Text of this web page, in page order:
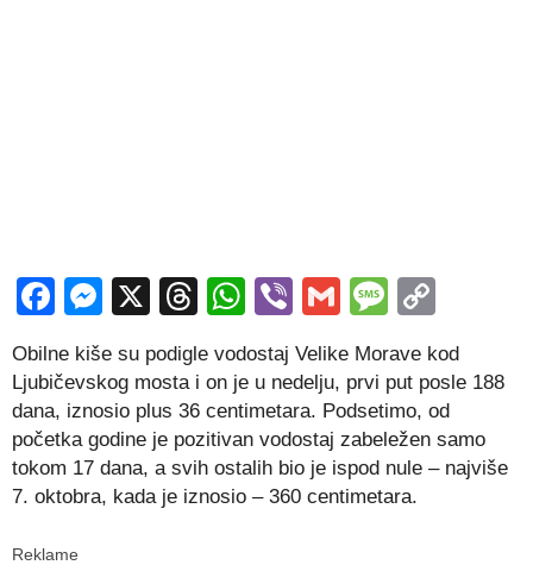
Facebook
Messenger
X Threads
WhatsApp
ViberGmail
Obilne kiše su podigle vodostaj Velike Morave kod
Ljubičevskog mosta i on je u nedelju, prvi put posle 188
dana, iznosio plus 36 centimetara. Podsetimo, od
početka godine je pozitivan vodostaj zabeležen samo
tokom 17 dana, a svih ostalih bio je ispod nule – najviše
7. oktobra, kada je iznosio – 360 centimetara.
Reklame